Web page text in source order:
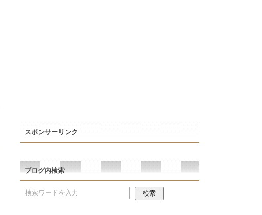
スポンサーリンク
ブログ内検索